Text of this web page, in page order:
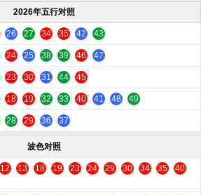
2026年五行对照
26 27 34 35 42 43
24 25 38 39 46 47
23 30 31 44 45
18 19 32 33 40 41 48 49
28 29 36 37
波色对照
12 13 18 19 23 24 29 30 34 35
40